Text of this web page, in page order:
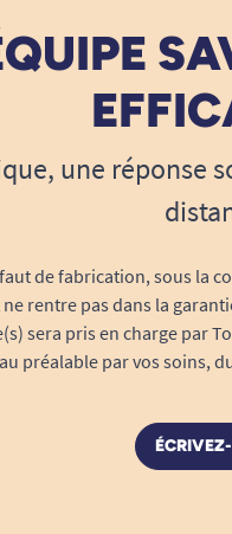
une réponse
de fabrication, sous
rentre pas dans la
sera pris en charge par
préalable par vos soins,